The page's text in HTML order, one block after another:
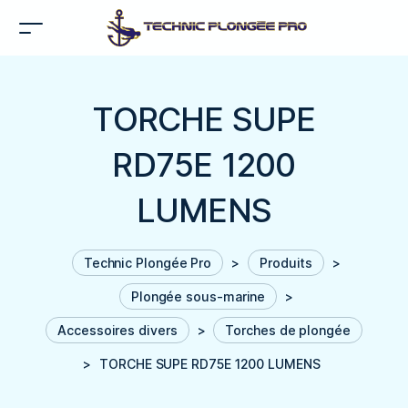
TORCHE SUPE
RD75E 1200
LUMENS
Technic Plongée Pro > Produits >
Plongée sous-marine >
Accessoires divers > Torches de plongée
> TORCHE SUPE RD75E 1200 LUMENS